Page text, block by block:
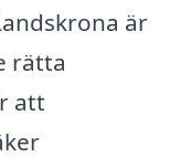
är
rätta
att